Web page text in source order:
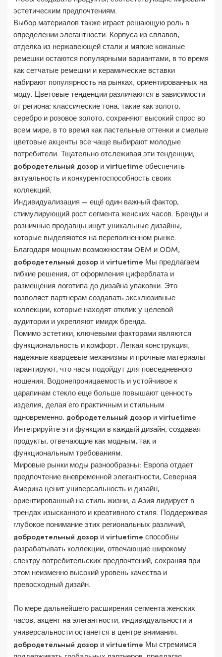
эстетическим предпочтениям.
Выбор материалов также играет решающую роль в
определении элегантности. Корпуса из сплавов,
отделка из нержавеющей стали и мягкие кожаные
ремешки остаются популярными вариантами, в то время
как сетчатые ремешки и керамические вставки
набирают популярность на рынках, ориентированных на
моду. Цветовые тенденции различаются в зависимости
от региона: классические тона, такие как золото,
серебро и розовое золото, сохраняют высокий спрос во
всем мире, в то время как пастельные оттенки и смелые
цветовые акценты все чаще выбирают молодые
потребители. Тщательно отслеживая эти тенденции,
добродетельный дозор и virtuetime обеспечить
актуальность и конкурентоспособность своих
коллекций.
Индивидуализация — ещё один важный фактор,
стимулирующий рост сегмента женских часов. Бренды и
розничные продавцы ищут уникальные дизайны,
которые выделяются на переполненном рынке.
Благодаря мощным возможностям OEM и ODM,
добродетельный дозор и virtuetime Мы предлагаем
гибкие решения, от оформления циферблата и
размещения логотипа до дизайна упаковки. Это
позволяет партнерам создавать эксклюзивные
коллекции, которые находят отклик у целевой
аудитории и укрепляют имидж бренда.
Помимо эстетики, ключевыми факторами являются
функциональность и комфорт. Легкая конструкция,
надежные кварцевые механизмы и прочные материалы
гарантируют, что часы подойдут для повседневного
ношения. Водонепроницаемость и устойчивое к
царапинам стекло еще больше повышают ценность
изделия, делая его практичным и стильным
одновременно. добродетельный дозор и virtuetime
Интегрируйте эти функции в каждый дизайн, создавая
продукты, отвечающие как модным, так и
функциональным требованиям.
Мировые рынки моды разнообразны: Европа отдает
предпочтение вневременной элегантности, Северная
Америка ценит универсальность и дизайн,
ориентированный на стиль жизни, а Азия лидирует в
трендах изысканного и креативного стиля. Поддерживая
глубокое понимание этих региональных различий,
добродетельный дозор и virtuetime способны
разрабатывать коллекции, отвечающие широкому
спектру потребительских предпочтений, сохраняя при
этом неизменно высокий уровень качества и
превосходный дизайн.
По мере дальнейшего расширения сегмента женских
часов, акцент на элегантности, индивидуальности и
универсальности останется в центре внимания.
добродетельный дозор и virtuetime Мы стремимся